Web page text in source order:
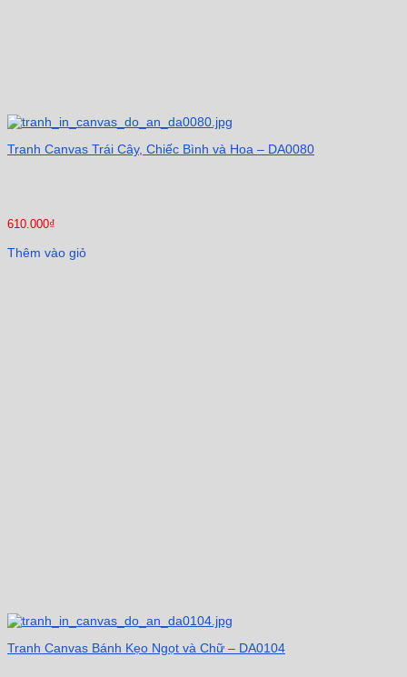
Tranh Canvas Trái Cây, Chiếc Bình và Hoa – DA0080
610.000₫
Thêm vào giỏ
Tranh Canvas Bánh Kẹo Ngọt và Chữ – DA0104